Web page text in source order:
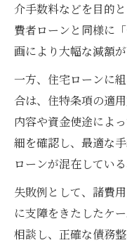
介手数料などを目的
費者ローンと同様に
画により大幅な減額が
一方、住宅ローンに
合は、住特条項の適
内容や資金使途によ
細を確認し、最適な
ローンが混在してい
失敗例として、諸費
に支障をきたしたケ
相談し、正確な債務